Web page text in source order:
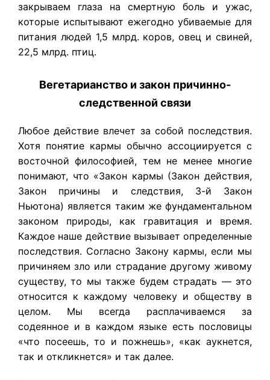
закрываем глаза на смертную боль и ужас,
которые испытывают ежегодно убиваемые для
питания людей 1,5 млрд. коров, овец и свиней,
22,5 млрд. птиц.
Вегетарианство и закон причинно-
следственной связи
Любое действие влечет за собой последствия.
Хотя понятие кармы обычно ассоциируется с
восточной философией, тем не менее многие
понимают, что «Закон кармы (Закон действия,
Закон причины и следствия, 3-й Закон
Ньютона) является таким же фундаментальном
законом природы, как гравитация и время.
Каждое наше действие вызывает определенные
последствия. Согласно Закону кармы, если мы
причиняем зло или страдание другому живому
существу, то мы также будем страдать — это
относится к каждому человеку и обществу в
целом. Мы всегда расплачиваемся за
содеянное и в каждом языке есть пословицы
«что посеешь, то и пожнешь», «как аукнется,
так и откликнется» и так далее.